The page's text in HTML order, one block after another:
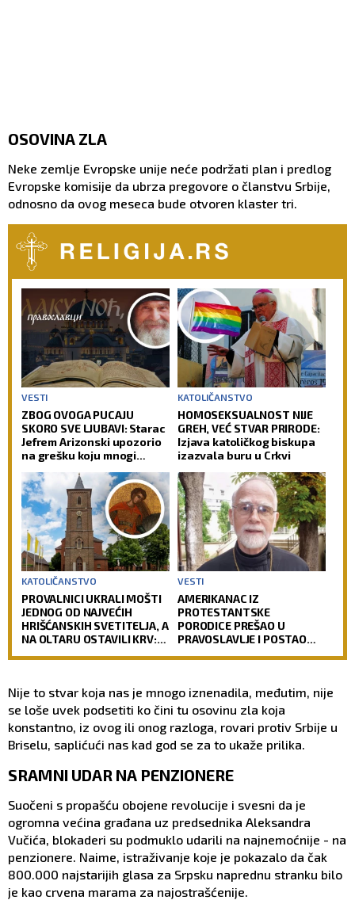
OSOVINA ZLA
Neke zemlje Evropske unije neće podržati plan i predlog
Evropske komisije da ubrza pregovore o članstvu Srbije,
odnosno da ovog meseca bude otvoren klaster tri.
VESTI
ZBOG OVOGA PUCAJU
SKORO SVE LJUBAVI: Starac
Jefrem Arizonski upozorio
na grešku koju mnogi
KATOLIČANSTVO
HOMOSEKSUALNOST NIJE
GREH, VEĆ STVAR PRIRODE:
Izjava katoličkog biskupa
izazvala buru u Crkvi
KATOLIČANSTVO
PROVALNICI UKRALI MOŠTI
JEDNOG OD NAJVEĆIH
HRIŠĆANSKIH SVETITELJA, A
NA OLTARU OSTAVILI KRV:
VESTI
AMERIKANAC IZ
PROTESTANTSKE
PORODICE PREŠAO U
PRAVOSLAVLJE I POSTAO
putu preobraćenja
Nije to stvar koja nas je mnogo iznenadila, međutim, nije
se loše uvek podsetiti ko čini tu osovinu zla koja
konstantno, iz ovog ili onog razloga, rovari protiv Srbije u
Briselu, saplićući nas kad god se za to ukaže prilika.
SRAMNI UDAR NA PENZIONERE
Suočeni s propašću obojene revolucije i svesni da je
ogromna većina građana uz predsednika Aleksandra
Vučića, blokaderi su podmuklo udarili na najnemoćnije - na
penzionere. Naime, istraživanje koje je pokazalo da čak
800.000 najstarijih glasa za Srpsku naprednu stranku bilo
je kao crvena marama za najostrašćenije.